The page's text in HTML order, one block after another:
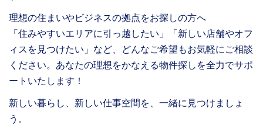
理想の住まいやビジネスの拠点をお探しの方へ
「住みやすいエリアに引っ越したい」「新しい店舗やオフ
ィスを見つけたい」など、どんなご希望もお気軽にご相談
ください。あなたの理想をかなえる物件探しを全力でサポ
ートいたします！
新しい暮らし、新しい仕事空間を、一緒に見つけましょ
う。